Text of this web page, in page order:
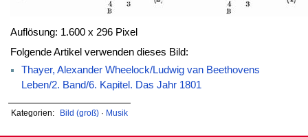
Auflösung: 1.600 x 296 Pixel
Folgende Artikel verwenden dieses Bild:
Thayer, Alexander Wheelock/Ludwig van Beethovens
Leben/2. Band/6. Kapitel. Das Jahr 1801
Kategorien: Bild (groß)· Musik